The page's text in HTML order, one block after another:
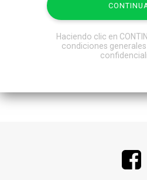
Haciendo clic en
condiciones